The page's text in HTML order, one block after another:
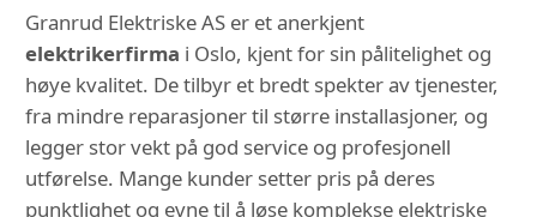
Granrud Elektriske AS er et anerkjent
elektrikerfirma i Oslo, kjent for sin pålitelighet og
høye kvalitet. De tilbyr et bredt spekter av tjenester,
fra mindre reparasjoner til større installasjoner, og
legger stor vekt på god service og profesjonell
utførelse. Mange kunder setter pris på deres
punktlighet og evne til å løse komplekse elektriske